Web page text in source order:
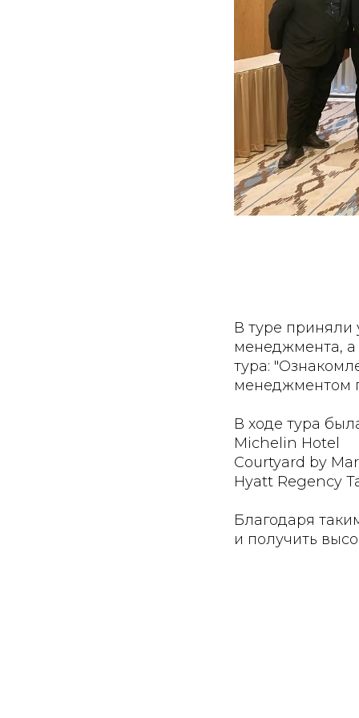
В туре приняли
менеджмента, а
тура:
менеджментом
В ходе тура
Michelin Hotel
Courtyard by
Hyatt Regency
Благодаря
и получить